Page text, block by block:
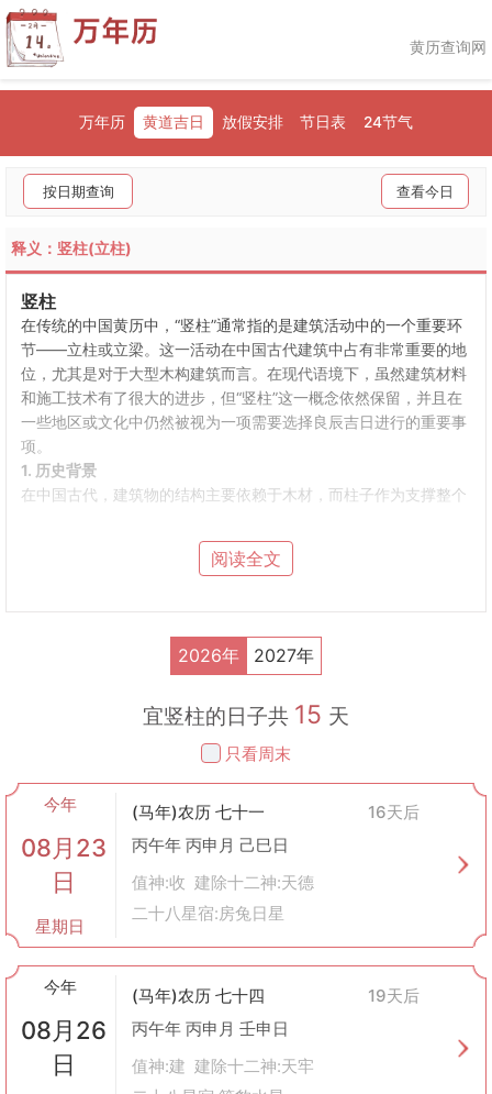
黄历查询网
万年历 黄道吉日 放假安排 节日表 24节气
按日期查询 查看今日
释义：竖柱(立柱)
竖柱
在传统的中国黄历中，“竖柱”通常指的是建筑活动中的一个重要环
节——立柱或立梁。这一活动在中国古代建筑中占有非常重要的地
位，尤其是对于大型木构建筑而言。在现代语境下，虽然建筑材料
和施工技术有了很大的进步，但“竖柱”这一概念依然保留，并且在
一些地区或文化中仍然被视为一项需要选择良辰吉日进行的重要事
项。
1. 历史背景
在中国古代，建筑物的结构主要依赖于木材，而柱子作为支撑整个
人们往往会选择一个吉祥的日子来“竖柱”，以求得神灵的庇佑，确
保建筑顺利完工并带来好运。这种习俗不仅体现了古人对自然和超
2. 文化意义
：通过选择合适的日期进行竖柱仪式，表达对未来生活安
定、家庭幸福的美好祝愿。
够增进邻里之间的感情。
了解传统文化，学习到祖先的生活智慧。
3. 实践操作
尽管现代建筑不再局限于木质结构，但对于那些希望遵循传统习俗
的人来说，选择合适的时间进行竖柱仍然是有意义的：
选择黄道吉日
：根据黄历上的标注，挑选出适合动土、安床等事项
的好日子。
：在一些地方，竖柱时可能会使用红布包裹柱子，寓
意着吉祥如意；也有人会在柱子上挂上写有祝福语句的横幅。
进行简单仪式：如点香拜祭天地神明，祈求保佑等。这些仪式虽然
简单，却充满了对未来的美好期望。
在当今社会，虽然很多人已经不再严格按照传统方式来进行竖柱活
动，但这一习俗背后所蕴含的文化价值仍然值得我们尊重和传承。
例如，在企业开业庆典、新居入住庆祝等场合，人们也会通过类似
阅读全文
2026年 2027年
宜竖柱的日子共 15 天
只看周末
今年
08月23
日
星期日
(马年)农历 七十一
16天后
丙午年 丙申月 己巳日
值神:收 建除十二神:天德
二十八星宿:房兔日星
今年
08月26
日
(马年)农历 七十四
19天后
丙午年 丙申月 壬申日
值神:建 建除十二神:天牢